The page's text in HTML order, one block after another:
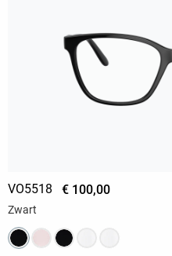
VO5518 € 100,00
Zwart